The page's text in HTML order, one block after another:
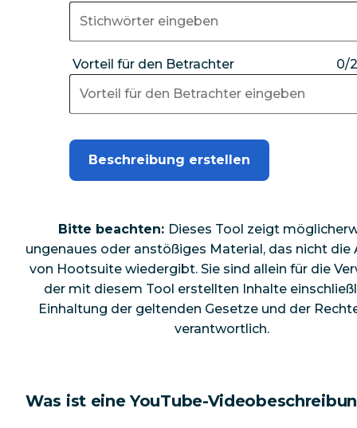
Vorteil für den Betrachter 0/
Beschreibung erstellen
Bitte beachten: Dieses Tool zeigt
ungenaues oder anstößiges Material, das nicht die
von Hootsuite wiedergibt. Sie sind allein für die
der mit diesem Tool erstellten Inhalte
Einhaltung der geltenden Gesetze und der
verantwortlich.
Was ist eine YouTube-